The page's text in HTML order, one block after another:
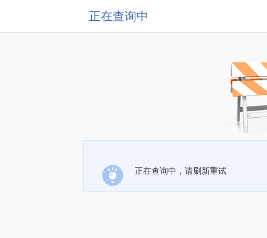
正在查询中
正在查询中，请刷新重试